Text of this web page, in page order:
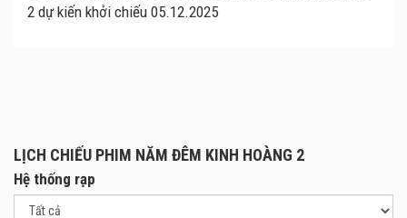
2 dự kiến khởi chiếu 05.12.2025
LỊCH CHIẾU PHIM NĂM ĐÊM KINH HOÀNG 2
Hệ thống rạp